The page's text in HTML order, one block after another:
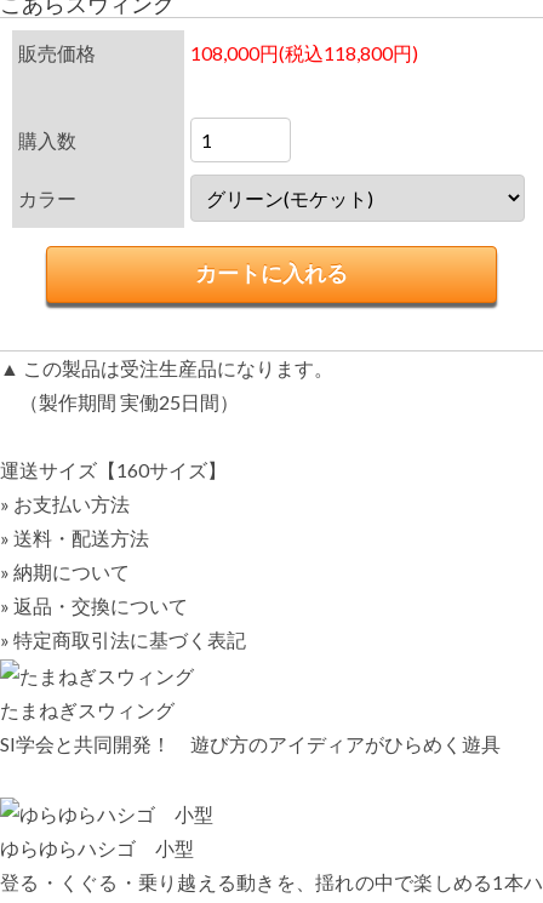
販売価格 108,000円(税込118,800円)
購入数
カラー
▲ この製品は受注生産品になります。
（製作期間 実働25日間）
運送サイズ【160サイズ】
» お支払い方法
» 送料・配送方法
» 納期について
» 返品・交換について
» 特定商取引法に基づく表記
たまねぎスウィング
SI学会と共同開発！ 遊び方のアイディアがひらめく遊具
ゆらゆらハシゴ 小型
登る・くぐる・乗り越える動きを、揺れの中で楽しめる1本ハ